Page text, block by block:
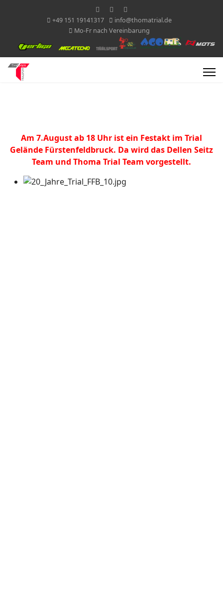
+49 151 19141317
info@thomatrial.de
Mo-Fr nach Vereinbarung
Am 7.August ab 18 Uhr ist ein Festakt im Trial
Gelände Fürstenfeldbruck. Da wird das Dellen Seitz
Team und Thoma Trial Team vorgestellt.